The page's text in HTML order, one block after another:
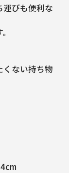
びも便利な
くない持ち物